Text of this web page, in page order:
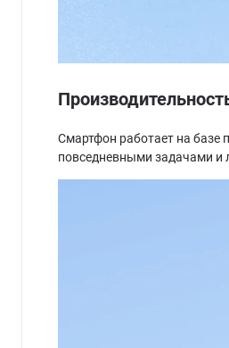
Смартфон работает на базе
повседневными задачами и